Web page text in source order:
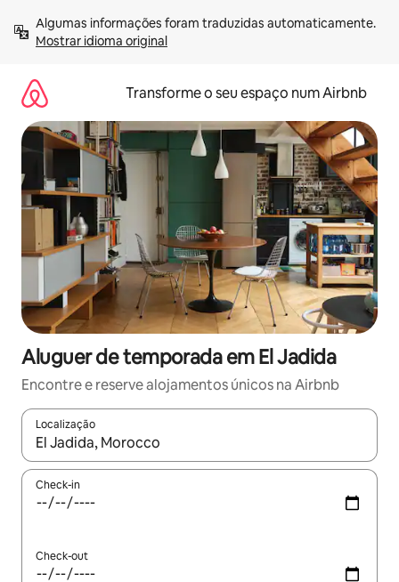
para
Mostrar idioma original
Transforme o seu espaço num Airbnb
Aluguer de temporada em El Jadida
Encontre e reserve alojamentos únicos na Airbnb
Localização
Quando os resultados estiverem disponíveis, navegue com
Check-in
Check-out